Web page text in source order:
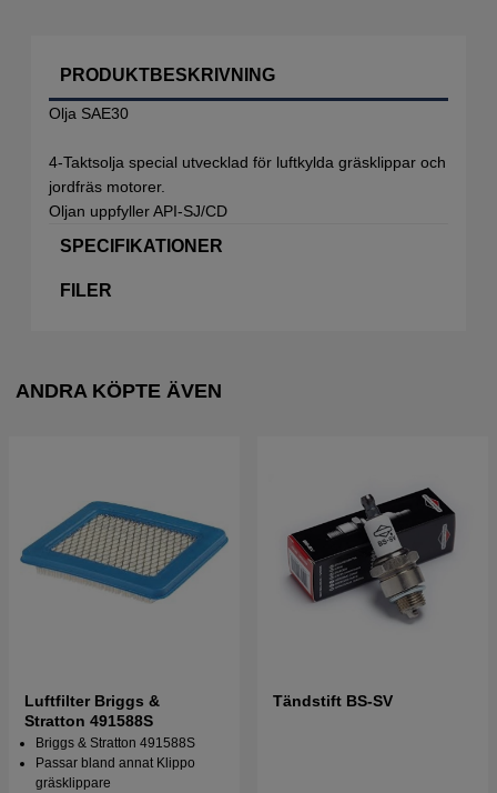
PRODUKTBESKRIVNING
Olja SAE30
4-Taktsolja special utvecklad för luftkylda gräsklippar och
jordfräs motorer.
Oljan uppfyller API-SJ/CD
SPECIFIKATIONER
FILER
ANDRA KÖPTE ÄVEN
Luftfilter Briggs &
Stratton 491588S
Briggs & Stratton 491588S
Passar bland annat Klippo
gräsklippare
Tändstift BS-SV